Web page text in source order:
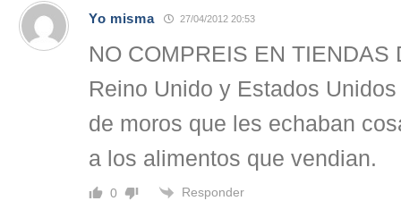
Yo misma 27/04/2012 20:53
NO COMPREIS EN TIENDAS
Reino Unido y Estados
de moros que les echaban
a los alimentos que vendian.
0 Responder